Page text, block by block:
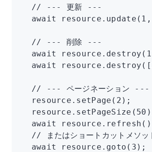
  // --- 更新 ---
  await
resource .update ( 1 ,
  // --- 削除 ---
  await
resource .destroy ( 1
  await
resource .destroy ([
  // --- ページネーション ---
  resource
.setPage ( 2 );
  resource
.setPageSize ( 50
  await
resource .refresh
// またはショートカットメソッ
  await
resource .goto ( 3 );